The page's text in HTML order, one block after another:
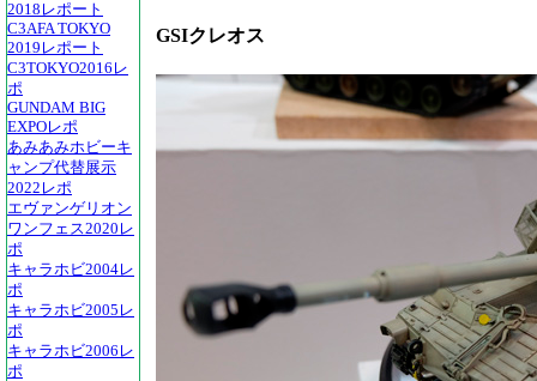
2018レポート
C3AFA TOKYO
2019レポート
C3TOKYO2016レ
ポ
GUNDAM BIG
EXPOレポ
あみあみホビーキ
ャンプ代替展示
2022レポ
エヴァンゲリオン
ワンフェス2020レ
ポ
キャラホビ2004レ
ポ
キャラホビ2005レ
ポ
キャラホビ2006レ
ポ
GSIクレオス